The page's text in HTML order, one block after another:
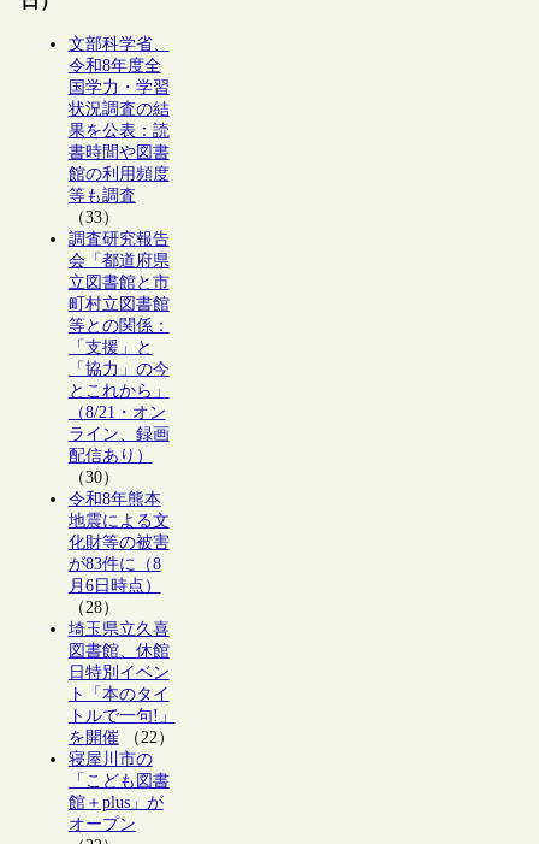
文部科学省、
令和8年度全
国学力・学習
状況調査の結
果を公表：読
書時間や図書
館の利用頻度
等も調査
（33）
調査研究報告
会「都道府県
立図書館と市
町村立図書館
等との関係：
「支援」と
「協力」の今
とこれから」
（8/21・オン
ライン、録画
配信あり）
（30）
令和8年熊本
地震による文
化財等の被害
が83件に（8
月6日時点）
（28）
埼玉県立久喜
図書館、休館
日特別イベン
ト「本のタイ
トルで一句!」
を開催（22）
寝屋川市の
「こども図書
館＋plus」が
オープン